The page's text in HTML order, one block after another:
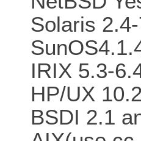
Solaris
IRIX 5.3-
HP/UX
BSDI 2.1